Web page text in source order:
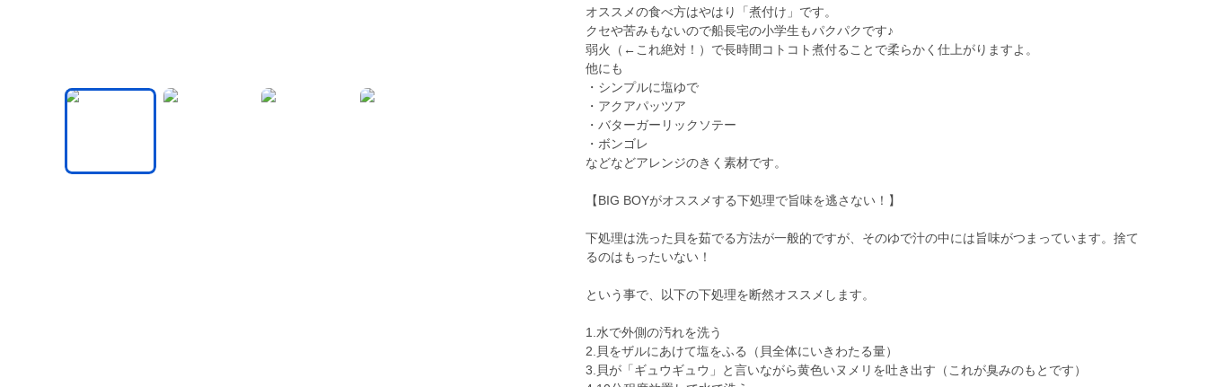
オススメの食べ方はやはり「煮付け」です。
クセや苦みもないので船長宅の小学生もパクパクです♪
弱火（←これ絶対！）で長時間コトコト煮付ることで柔らかく仕上がりますよ。
他にも
・シンプルに塩ゆで
・アクアパッツア
・バターガーリックソテー
・ボンゴレ
などなどアレンジのきく素材です。
【BIG BOYがオススメする下処理で旨味を逃さない！】
下処理は洗った貝を茹でる方法が一般的ですが、そのゆで汁の中には旨味がつまっています。捨て
るのはもったいない！
という事で、以下の下処理を断然オススメします。
1.水で外側の汚れを洗う
2.貝をザルにあけて塩をふる（貝全体にいきわたる量）
3.貝が「ギュウギュウ」と言いながら黄色いヌメリを吐き出す（これが臭みのもとです）